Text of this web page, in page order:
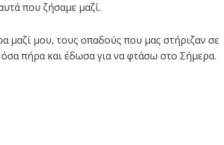
που ζήσαμε μαζί.
μαζί μου, τους οπαδούς που μας στήριζαν σε
πήρα και έδωσα για να φτάσω στο Σήμερα.